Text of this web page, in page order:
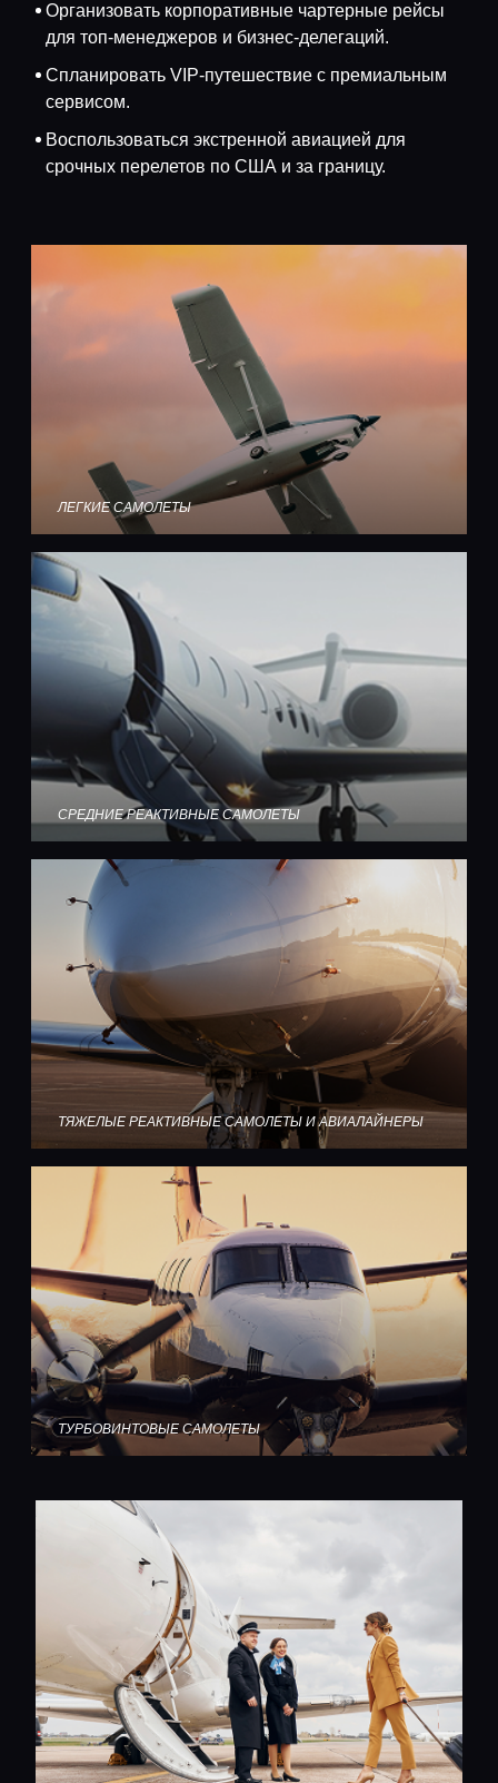
Организовать корпоративные чартерные рейсы
для топ-менеджеров и бизнес-делегаций.
Спланировать VIP-путешествие с премиальным
сервисом.
Воспользоваться экстренной авиацией для
срочных перелетов по США и за границу.
ЛЕГКИЕ САМОЛЕТЫ
СРЕДНИЕ РЕАКТИВНЫЕ САМОЛЕТЫ
ТЯЖЕЛЫЕ РЕАКТИВНЫЕ САМОЛЕТЫ И АВИАЛАЙНЕРЫ
ТУРБОВИНТОВЫЕ САМОЛЕТЫ